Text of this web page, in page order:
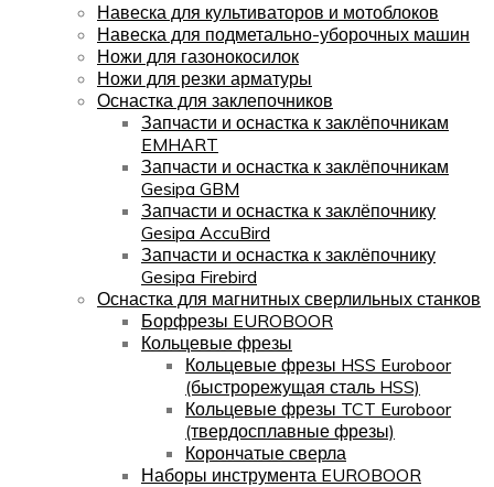
Навеска для культиваторов и мотоблоков
Навеска для подметально-уборочных машин
Ножи для газонокосилок
Ножи для резки арматуры
Оснастка для заклепочников
Запчасти и оснастка к заклёпочникам
EMHART
Запчасти и оснастка к заклёпочникам
Gesipa GBM
Запчасти и оснастка к заклёпочнику
Gesipa AccuBird
Запчасти и оснастка к заклёпочнику
Gesipa Firebird
Оснастка для магнитных сверлильных станков
Борфрезы EUROBOOR
Кольцевые фрезы
Кольцевые фрезы HSS Euroboor
(быстрорежущая сталь HSS)
Кольцевые фрезы TCT Euroboor
(твердосплавные фрезы)
Корончатые сверла
Наборы инструмента EUROBOOR